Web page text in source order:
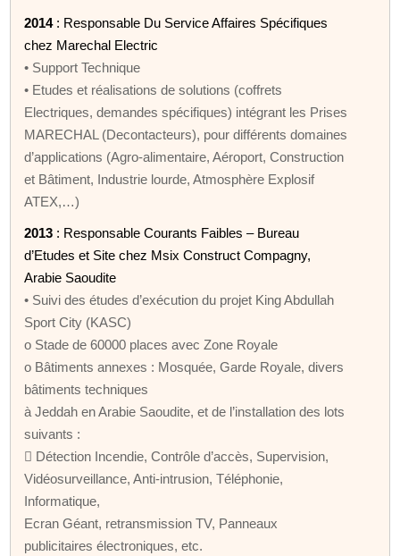
2014: Responsable Du Service Affaires Spécifiques
chez Marechal Electric
• Support Technique
• Etudes et réalisations de solutions (coffrets
Electriques, demandes spécifiques) intégrant les Prises
MARECHAL (Decontacteurs), pour différents domaines
d’applications (Agro-alimentaire, Aéroport, Construction
et Bâtiment, Industrie lourde, Atmosphère Explosif
ATEX,…)
2013 : Responsable Courants Faibles – Bureau
d’Etudes et Site chez Msix Construct Compagny,
Arabie Saoudite
• Suivi des études d’exécution du projet King Abdullah
Sport City (KASC)
o Stade de 60000 places avec Zone Royale
o Bâtiments annexes : Mosquée, Garde Royale, divers
bâtiments techniques
à Jeddah en Arabie Saoudite, et de l’installation des lots
suivants :
 Détection Incendie, Contrôle d’accès, Supervision,
Vidéosurveillance, Anti-intrusion, Téléphonie,
Informatique,
Ecran Géant, retransmission TV, Panneaux
publicitaires électroniques, etc.